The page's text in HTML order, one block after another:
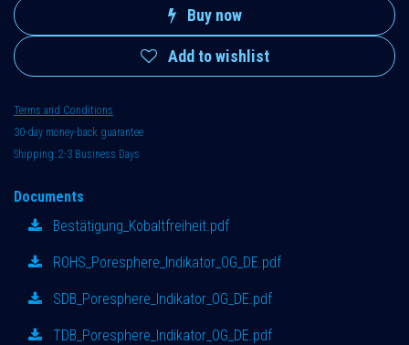
Buy now
Add to wishlist
Terms and Conditions
30-day money-back guarantee
Shipping: 2-3 Business Days
Documents
Bestätigung_Kobaltfreiheit.pdf
ROHS_Poresphere_Indikator_OG_DE.pdf
SDB_Poresphere_Indikator_OG_DE.pdf
TDB_Poresphere_Indikator_OG_DE.pdf